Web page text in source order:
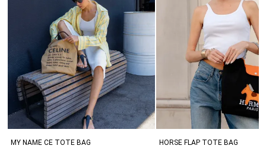
MY NAME CE TOTE BAG
HORSE FLAP TOTE BAG